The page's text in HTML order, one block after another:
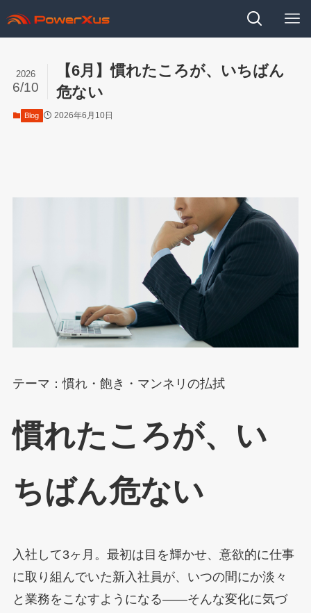
【6月】慣れたころが、いちばん
危ない
2026
6/10
Blog 2026年6月10日
テーマ：慣れ・飽き・マンネリの払拭
慣れたころが、い
ちばん危ない
入社して3ヶ月。最初は目を輝かせ、意欲的に仕事
に取り組んでいた新入社員が、いつの間にか淡々
と業務をこなすようになる——そんな変化に気づ